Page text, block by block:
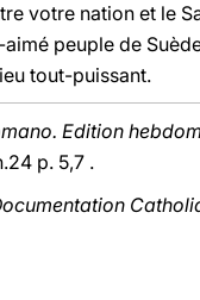
votre nation et le
peuple de
tout-puissant.
Edition
p. 5,7 .